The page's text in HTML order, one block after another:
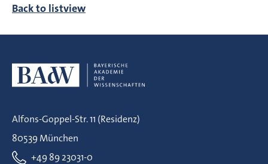
Back to listview
Alfons-Goppel-Str. 11 (Residenz)
80539 München
+49 89 23031-0